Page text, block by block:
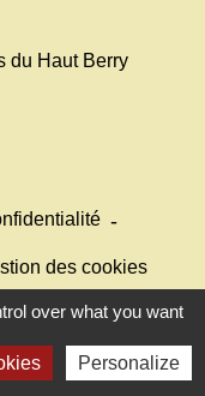
du Haut Berry
-
des cookies
des Communes
over what you want
Personalize